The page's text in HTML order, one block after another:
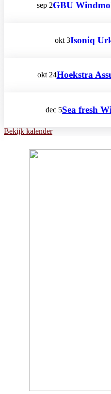
sep 2GBU
okt 3Isoniq
okt 24Hoekstra
dec 5Sea fresh
Bekijk kalender